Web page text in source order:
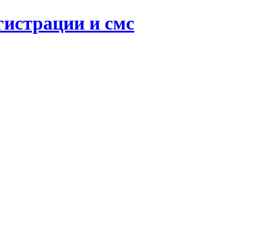
и смс